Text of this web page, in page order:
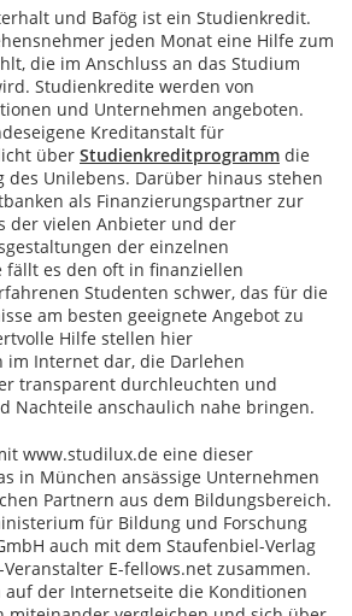
und Bafög ist ein Studienkredit.
jeden Monat eine Hilfe zum
die im Anschluss an das Studium
Studienkredite werden von
und Unternehmen angeboten.
Kreditanstalt für
über Studienkreditprogramm die
des Unilebens. Darüber hinaus stehen
als Finanzierungspartner zur
der vielen Anbieter und der
der einzelnen
fällt es den oft in finanziellen
Studenten schwer, das für die
am besten geeignete Angebot zu
Hilfe stellen hier
im Internet dar, die Darlehen
transparent durchleuchten und
Nachteile anschaulich nahe bringen.
www.studilux.de eine dieser
in München ansässige Unternehmen
Partnern aus dem Bildungsbereich.
für Bildung und Forschung
auch mit dem Staufenbiel-Verlag
E-fellows.net zusammen.
auf der Internetseite die Konditionen